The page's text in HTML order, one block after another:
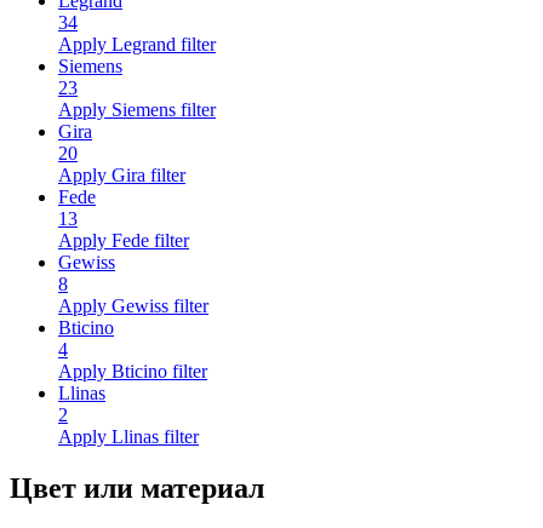
34
Apply Legrand filter
Siemens
23
Apply Siemens filter
Gira
20
Apply Gira filter
Fede
13
Apply Fede filter
Gewiss
8
Apply Gewiss filter
Bticino
4
Apply Bticino filter
Llinas
2
Apply Llinas filter
Цвет или материал